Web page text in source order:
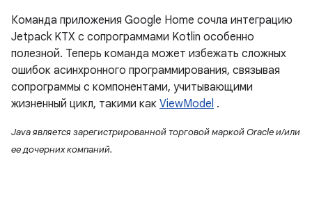
Команда приложения Google Home сочла интеграцию
Jetpack KTX с сопрограммами Kotlin особенно
полезной. Теперь команда может избежать сложных
ошибок асинхронного программирования, связывая
сопрограммы с компонентами, учитывающими
жизненный цикл, такими как ViewModel .
Java является зарегистрированной торговой маркой Oracle и/или
ее дочерних компаний.